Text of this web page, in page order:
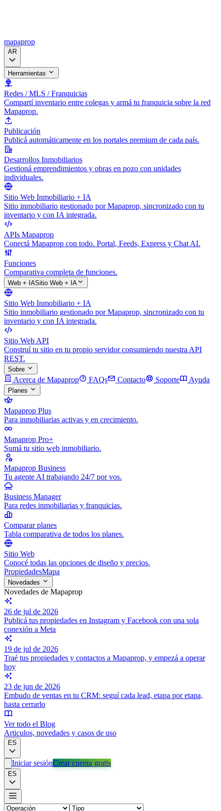
mapaprop
AR
Herramientas
Redes / MLS / Franquicias
Compartí inventario entre colegas y armá tu franquicia sobre la red
Mapaprop.
Publicación
Publicá automáticamente en los portales premium de cada país.
Desarrollos Inmobiliarios
Gestioná emprendimientos y obras en pozo con unidades
individuales.
Sitio Web Inmobiliario + IA
Sitio inmobiliario gestionado por Mapaprop, sincronizado con tu
inventario y con IA integrada.
APIs Mapaprop
Conectá Mapaprop con todo. Portal, Feeds, Express y Chat AI.
Funciones
Comparativa completa de funciones.
Web + IASitio Web + IA
Sitio Web Inmobiliario + IA
Sitio inmobiliario gestionado por Mapaprop, sincronizado con tu
inventario y con IA integrada.
Sitio Web API
Construí tu sitio en tu propio servidor consumiendo nuestra API
REST.
Sobre
Acerca de Mapaprop FAQs Contacto Soporte Ayuda
Planes
Mapaprop Plus
Para inmobiliarias activas y en crecimiento.
Mapaprop Pro+
Sumá tu sitio web inmobiliario.
Mapaprop Business
Tu agente AI trabajando 24/7 por vos.
Business Manager
Para redes inmobiliarias y franquicias.
Comparar planes
Tabla comparativa de todos los planes.
Sitio Web
Conocé todas las opciones de diseño y precios.
PropiedadesMapa
Novedades
Novedades de Mapaprop
26 de jul de 2026
Publicá tus propiedades en Instagram y Facebook con una sola
conexión a Meta
19 de jul de 2026
Traé tus propiedades y contactos a Mapaprop, y empezá a operar
hoy
23 de jun de 2026
Embudo de ventas en tu CRM: seguí cada lead, etapa por etapa,
hasta cerrarlo
Ver todo el Blog
Articulos, novedades y casos de uso
ES
Iniciar sesiónCrear cuenta gratis
ES